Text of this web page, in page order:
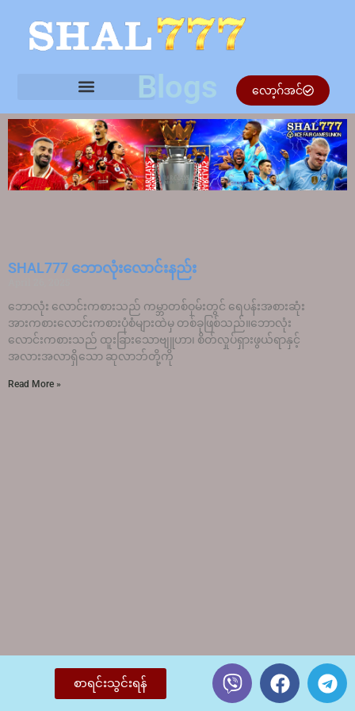
လော့ဂ်အင်
Blogs
SHAL777 ဘောလုံးလောင်းနည်း
ဘောလုံး လောင်းကစားသည် ကမ္ဘာတစ်ဝှမ်းတွင် ရေပန်းအစားဆုံး
အားကစားလောင်းကစားပုံစံများထဲမှ တစ်ခုဖြစ်သည်။ဘောလုံး
လောင်းကစားသည် ထူးခြားသောဗျူဟာ၊ စိတ်လှုပ်ရှားဖွယ်ရာနှင့်
အလားအလာရှိသော ဆုလာဘ်တို့ကို
Read More »
စာရင်းသွင်းရန်